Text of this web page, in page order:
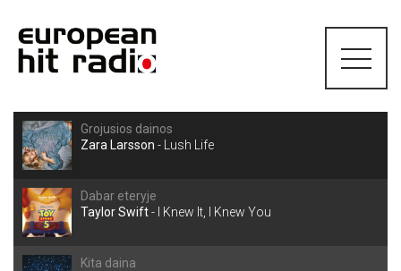
Grojusios dainos
Zara Larsson - Lush Life
Dabar eteryje
Taylor Swift- I Knew It, I Knew You
Kita daina